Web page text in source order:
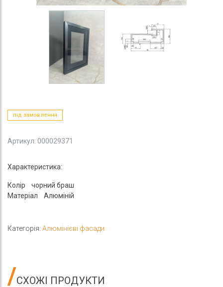
під замовлення
Артикул: 000029371
Характеристика:
Колір чорний браш
Матеріал Алюміній
Категорія: Алюмінієві фасади
СХОЖІ ПРОДУКТИ